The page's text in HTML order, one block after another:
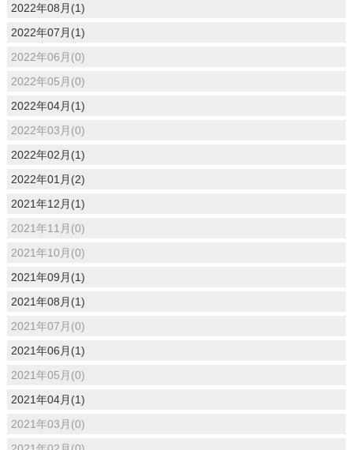
2022年08月(1)
2022年07月(1)
2022年06月(0)
2022年05月(0)
2022年04月(1)
2022年03月(0)
2022年02月(1)
2022年01月(2)
2021年12月(1)
2021年11月(0)
2021年10月(0)
2021年09月(1)
2021年08月(1)
2021年07月(0)
2021年06月(1)
2021年05月(0)
2021年04月(1)
2021年03月(0)